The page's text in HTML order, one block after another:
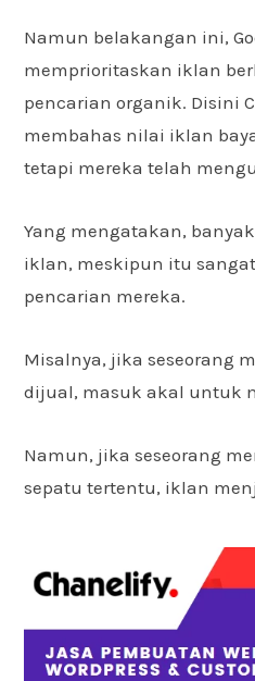
Namun belakangan ini,
memprioritaskan iklan
pencarian organik. Disini
membahas nilai iklan
tetapi mereka telah
Yang mengatakan,
iklan, meskipun itu
pencarian mereka.
Misalnya, jika seseorang
dijual, masuk akal untuk
Namun, jika seseorang
sepatu tertentu, iklan